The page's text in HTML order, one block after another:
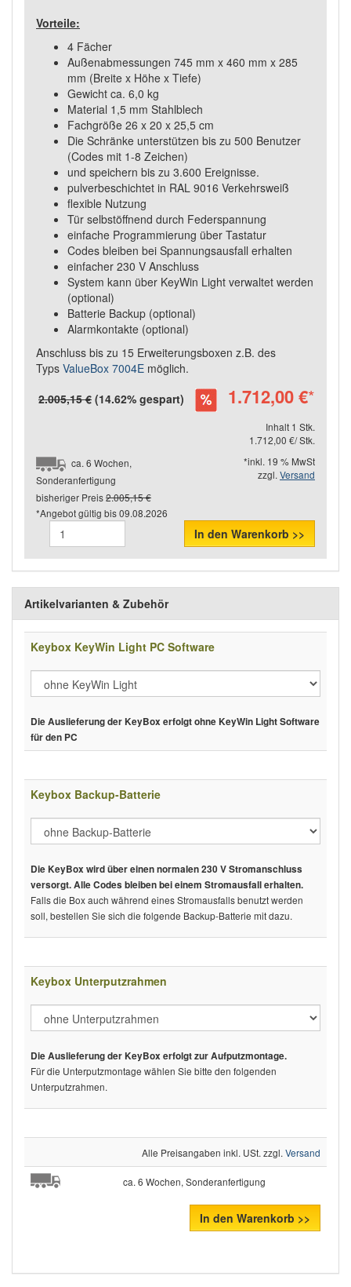
Vorteile:
4 Fächer
Außenabmessungen 745 mm x 460 mm x 285
mm (Breite x Höhe x Tiefe)
Gewicht ca. 6,0 kg
Material 1,5 mm Stahlblech
Fachgröße 26 x 20 x 25,5 cm
Die Schränke unterstützen bis zu 500 Benutzer
(Codes mit 1-8 Zeichen)
und speichern bis zu 3.600 Ereignisse.
pulverbeschichtet in RAL 9016 Verkehrsweiß
flexible Nutzung
Tür selbstöffnend durch Federspannung
einfache Programmierung über Tastatur
Codes bleiben bei Spannungsausfall erhalten
einfacher 230 V Anschluss
System kann über KeyWin Light verwaltet werden
(optional)
Batterie Backup (optional)
Alarmkontakte (optional)
Anschluss bis zu 15 Erweiterungsboxen z.B. des
Typs ValueBox 7004E möglich.
2.005,15 € (14.62% gespart) 1.712,00 €*
Inhalt 1 Stk.
1.712,00 €/ Stk.
ca. 6 Wochen,
Sonderanfertigung
*inkl. 19 % MwSt
zzgl. Versand
bisheriger Preis2.005,15 €
*Angebot gültig bis09.08.2026
In den Warenkorb >>
Artikelvarianten & Zubehör
Keybox KeyWin Light PC Software
Die Auslieferung der KeyBox erfolgt ohne KeyWin Light Software
für den PC
Keybox Backup-Batterie
Die KeyBox wird über einen normalen 230 V Stromanschluss
versorgt. Alle Codes bleiben bei einem Stromausfall erhalten.
Falls die Box auch während eines Stromausfalls benutzt werden
soll, bestellen Sie sich die folgende Backup-Batterie mit dazu.
Keybox Unterputzrahmen
Die Auslieferung der KeyBox erfolgt zur Aufputzmontage.
Für die Unterputzmontage wählen Sie bitte den folgenden
Unterputzrahmen.
Alle Preisangaben inkl. USt. zzgl. Versand
ca. 6 Wochen, Sonderanfertigung
In den Warenkorb >>